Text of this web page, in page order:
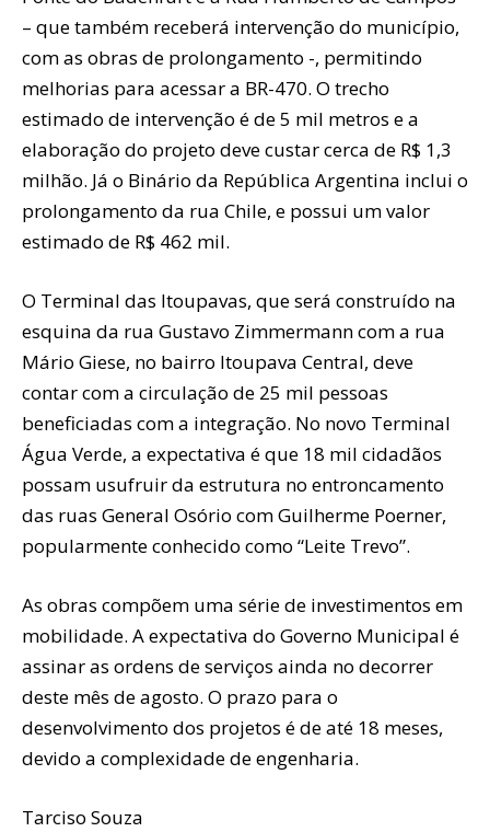
– que também receberá intervenção do município,
com as obras de prolongamento -, permitindo
melhorias para acessar a BR-470. O trecho
estimado de intervenção é de 5 mil metros e a
elaboração do projeto deve custar cerca de R$ 1,3
milhão. Já o Binário da República Argentina inclui o
prolongamento da rua Chile, e possui um valor
estimado de R$ 462 mil.
O Terminal das Itoupavas, que será construído na
esquina da rua Gustavo Zimmermann com a rua
Mário Giese, no bairro Itoupava Central, deve
contar com a circulação de 25 mil pessoas
beneficiadas com a integração. No novo Terminal
Água Verde, a expectativa é que 18 mil cidadãos
possam usufruir da estrutura no entroncamento
das ruas General Osório com Guilherme Poerner,
popularmente conhecido como “Leite Trevo”.
As obras compõem uma série de investimentos em
mobilidade. A expectativa do Governo Municipal é
assinar as ordens de serviços ainda no decorrer
deste mês de agosto. O prazo para o
desenvolvimento dos projetos é de até 18 meses,
devido a complexidade de engenharia.
Tarciso Souza